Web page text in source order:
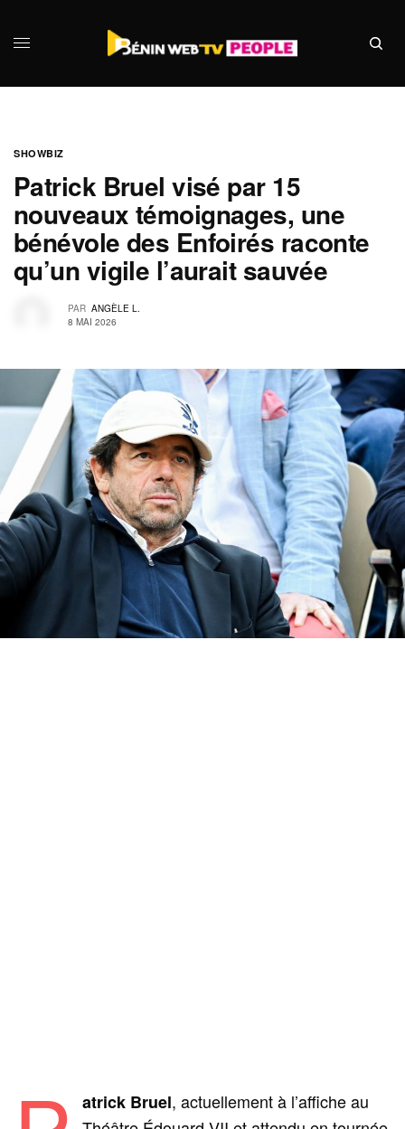
SHOWBIZ
Patrick Bruel visé par 15
nouveaux témoignages, une
bénévole des Enfoirés raconte
qu’un vigile l’aurait sauvée
PAR ANGÈLE L.
8 MAI 2026
atrick Bruel, actuellement à l’affiche au